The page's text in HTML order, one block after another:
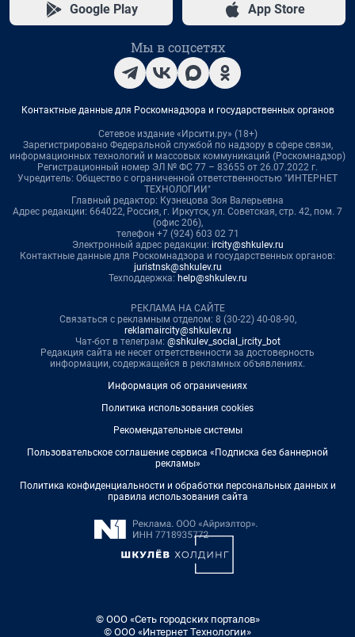
Google Play App Store
Мы в соцсетях
Контактные данные для Роскомнадзора и государственных органов
Сетевое издание «Ирсити.ру» (18+)
Зарегистрировано Федеральной службой по надзору в сфере связи,
информационных технологий и массовых коммуникаций (Роскомнадзор)
Регистрационный номер ЭЛ № ФС 77 – 83655 от 26.07.2022 г.
Учредитель: Общество с ограниченной ответственностью "ИНТЕРНЕТ
ТЕХНОЛОГИИ"
Главный редактор: Кузнецова Зоя Валерьевна
Адрес редакции: 664022, Россия, г. Иркутск, ул. Советская, стр. 42, пом. 7
(офис 206),
телефон +7 (924) 603 02 71
Электронный адрес редакции: ircity@shkulev.ru
Контактные данные для Роскомнадзора и государственных органов:
juristnsk@shkulev.ru
Техподдержка: help@shkulev.ru
РЕКЛАМА НА САЙТЕ
Связаться с рекламным отделом: 8 (30-22) 40-08-90,
reklamaircity@shkulev.ru
Чат-бот в телеграм: @shkulev_social_ircity_bot
Редакция сайта не несет ответственности за достоверность
информации, содержащейся в рекламных объявлениях.
Информация об ограничениях
Политика использования cookies
Рекомендательные системы
Пользовательское соглашение сервиса «Подписка без баннерной
рекламы»
Политика конфиденциальности и обработки персональных данных и
правила использования сайта
© ООО «Сеть городских порталов»
© ООО «Интернет Технологии»